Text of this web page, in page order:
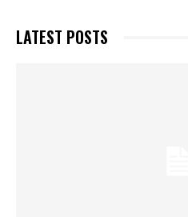
LATEST POSTS